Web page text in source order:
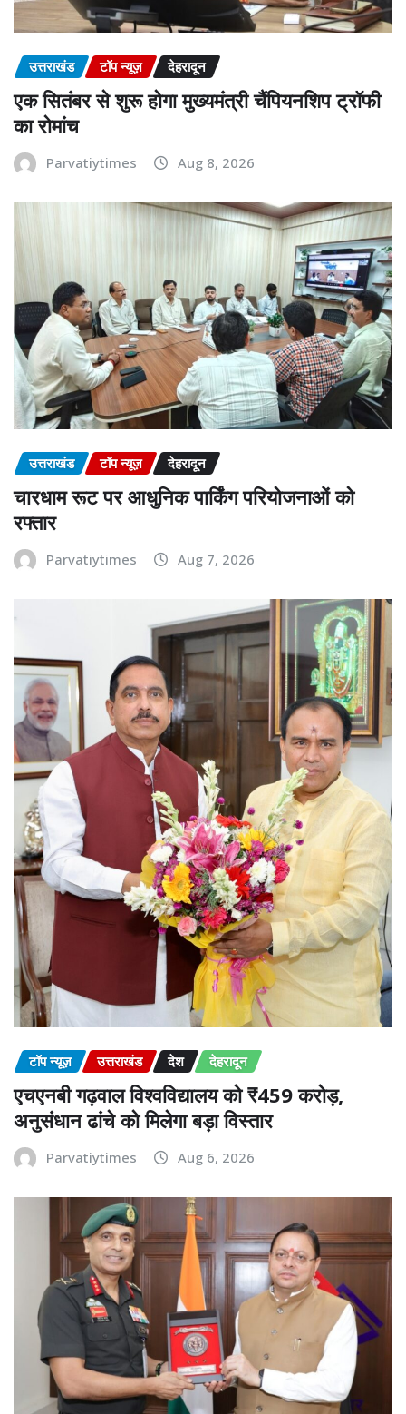
उत्तराखंड टॉप न्यूज़ देहरादून
एक सितंबर से शुरू होगा मुख्यमंत्री चैंपियनशिप ट्रॉफी
का रोमांच
Parvatiytimes Aug 8, 2026
उत्तराखंड टॉप न्यूज़ देहरादून
चारधाम रूट पर आधुनिक पार्किंग परियोजनाओं को
रफ्तार
Parvatiytimes Aug 7, 2026
टॉप न्यूज़ उत्तराखंड देश देहरादून
एचएनबी गढ़वाल विश्वविद्यालय को ₹459 करोड़,
अनुसंधान ढांचे को मिलेगा बड़ा विस्तार
Parvatiytimes Aug 6, 2026